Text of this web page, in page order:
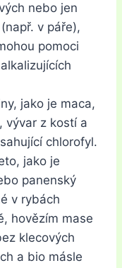
nebo jen
v páře),
pomoci
jako je maca,
vývar z kostí a
chlorofyl.
jako je
panenský
v rybách
hovězím mase
klecových
a bio másle